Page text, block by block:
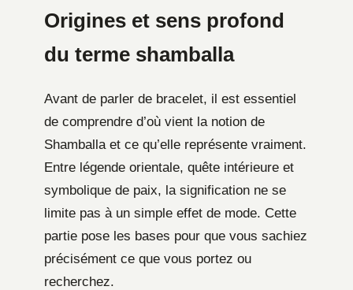
Origines et sens profond
du terme shamballa
Avant de parler de bracelet, il est essentiel
de comprendre d’où vient la notion de
Shamballa et ce qu’elle représente vraiment.
Entre légende orientale, quête intérieure et
symbolique de paix, la signification ne se
limite pas à un simple effet de mode. Cette
partie pose les bases pour que vous sachiez
précisément ce que vous portez ou
recherchez.